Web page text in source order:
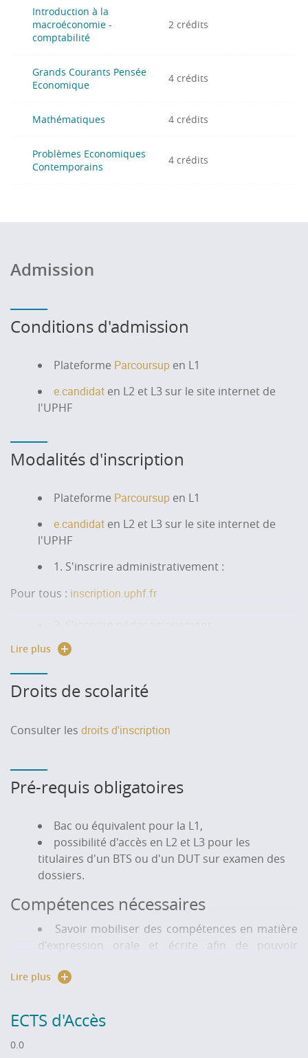
Introduction à la
macroéconomie -
comptabilité
2 crédits
Grands Courants Pensée
Economique
4 crédits
Mathématiques 4 crédits
Problèmes Economiques
Contemporains
4 crédits
Admission
Conditions d'admission
Plateforme Parcoursup en L1
e.candidat en L2 et L3 sur le site internet de
l'UPHF
Modalités d'inscription
Plateforme Parcoursup en L1
e.candidat en L2 et L3 sur le site internet de
l'UPHF
1. S'inscrire administrativement :
Pour tous : inscription.uphf.fr
Pour tous, auprès du secrétariat pédagogique
Lire plus
Droits de scolarité
Consulter les droits d'inscription
Pré-requis obligatoires
Bac ou équivalent pour la L1,
possibilité d'accès en L2 et L3 pour les
titulaires d'un BTS ou d'un DUT sur examen des
dossiers.
Compétences nécessaires
Savoir mobiliser des compétences en matière
d'expression orale et écrite afin de pouvoir
marque l'importance, pour la filière AES, de la
le candidat, qui doit posséder les fondamentaux
de la langue : orthographe, grammaire, syntaxe et
Lire plus
ECTS d'Accès
0.0